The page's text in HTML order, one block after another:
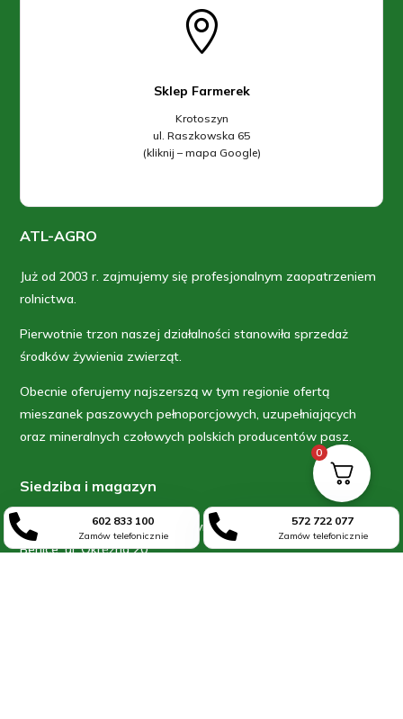

Sklep Farmerek
Krotoszyn
ul. Raszkowska 65
(kliknij – mapa Google)
ATL-AGRO
Już od 2003 r. zajmujemy się profesjonalnym zaopatrzeniem
rolnictwa.
Pierwotnie trzon naszej działalności stanowiła sprzedaż
środków żywienia zwierząt.
Obecnie oferujemy najszerszą w tym regionie ofertą
mieszanek paszowych pełnoporcjowych, uzupełniających
oraz mineralnych czołowych polskich producentów pasz.
Siedziba i magazyn
ATL-AGRO – Siedziba i Magazyn
Benice, ul. Okrężna 20
 602 833 100
Zamów telefonicznie  572 722 077
Zamów telefonicznie
0